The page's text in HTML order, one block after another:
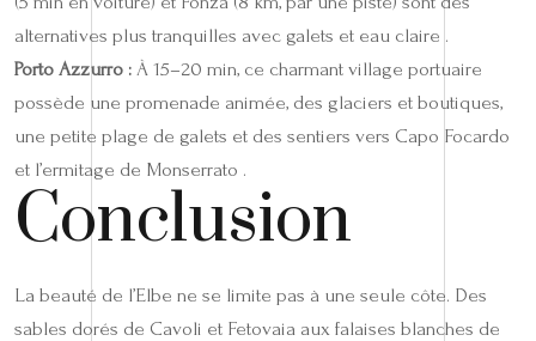
alternatives plus tranquilles avec galets et eau claire .
Porto Azzurro : À 15–20 min, ce charmant village portuaire
possède une promenade animée, des glaciers et boutiques,
une petite plage de galets et des sentiers vers Capo Focardo
et l’ermitage de Monserrato .
Conclusion
La beauté de l’Elbe ne se limite pas à une seule côte. Des
sables dorés de Cavoli et Fetovaia aux falaises blanches de